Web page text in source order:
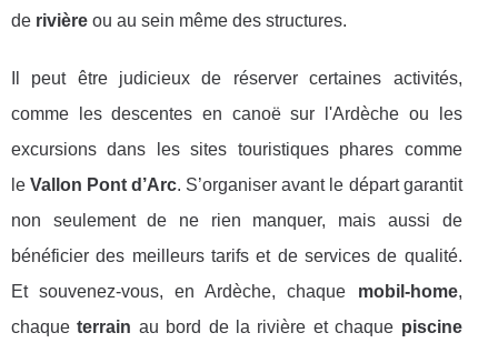
de rivière ou au sein même des structures.
Il peut être judicieux de réserver certaines activités,
comme les descentes en canoë sur l'Ardèche ou les
excursions dans les sites touristiques phares comme
leVallon Pont d’Arc. S’organiser avant le départ garantit
non seulement de ne rien manquer, mais aussi de
bénéficier des meilleurs tarifs et de services de qualité.
Et souvenez-vous, en Ardèche, chaque mobil-home,
chaqueterrain au bord de la rivière et chaque piscine